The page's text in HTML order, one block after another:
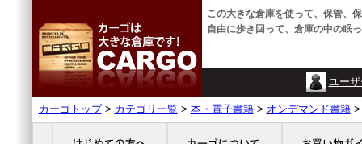
この大きな倉庫を使って、保管、
自由に歩き回って、倉庫の中の眠
ユー
カーゴトップ> カテゴリ一覧 > 本・電子書籍> オンデマンド書籍